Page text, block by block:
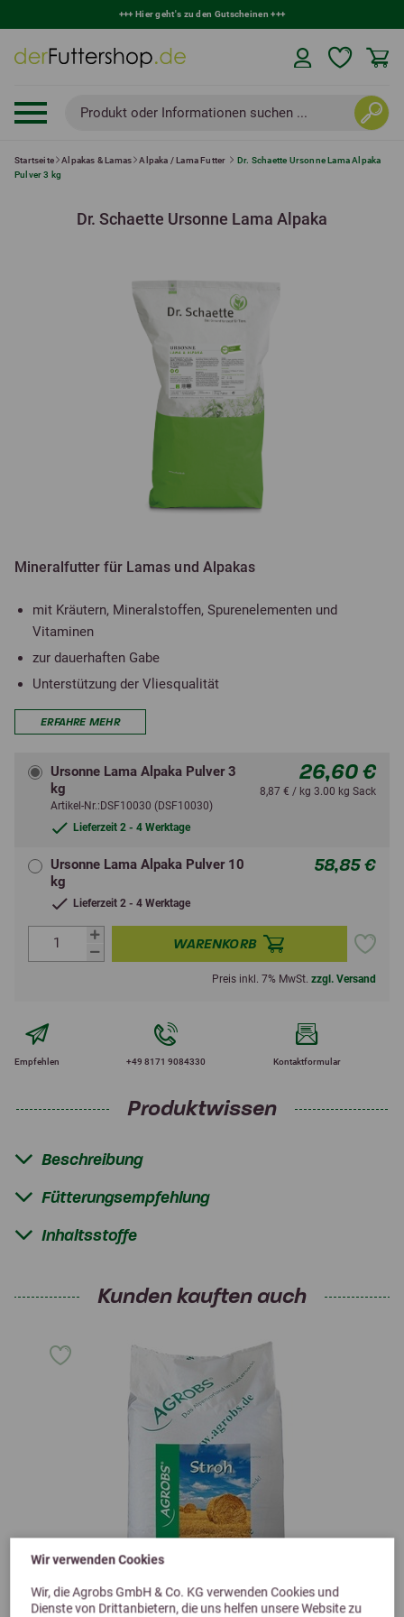
Wir verwenden Cookies
Wir, die Agrobs GmbH & Co. KG verwenden Cookies und
Dienste von Drittanbietern, die uns helfen unsere Website zu
+++Hier geht's zu den Gutscheinen+++
Produkt oder Informationen suchen ...
Startseite Alpakas & Lamas Alpaka / Lama Futter
Dr. Schaette Ursonne Lama Alpaka
Pulver 3 kg
Dr. Schaette Ursonne Lama Alpaka
Mineralfutter für Lamas und Alpakas
mit Kräutern, Mineralstoffen, Spurenelementen und
Vitaminen
zur dauerhaften Gabe
Unterstützung der Vliesqualität
ERFAHRE MEHR
Ursonne Lama Alpaka Pulver 3
kg
Artikel-Nr.:DSF10030 (DSF10030)
Lieferzeit 2 - 4 Werktage
26,60 €
8,87 € / kg 3.00 kg Sack
Ursonne Lama Alpaka Pulver 10
kg
Lieferzeit 2 - 4 Werktage
58,85 €
WARENKORB
Preis inkl. 7% MwSt. zzgl. Versand
Empfehlen +49 8171 9084330 Kontaktformular
Produktwissen
Beschreibung
Fütterungsempfehlung
Inhaltsstoffe
Kunden kauften auch